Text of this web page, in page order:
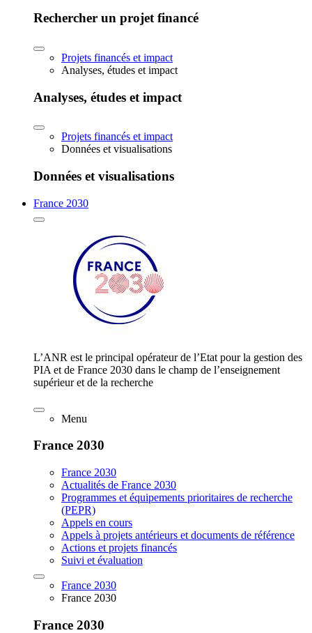
Rechercher un projet financé
Projets financés et impact
Analyses, études et impact
Analyses, études et impact
Projets financés et impact
Données et visualisations
Données et visualisations
France 2030
L’ANR est le principal opérateur de l’Etat pour la gestion des
PIA et de France 2030 dans le champ de l’enseignement
supérieur et de la recherche
Menu
France 2030
France 2030
Actualités de France 2030
Programmes et équipements prioritaires de recherche
(PEPR)
Appels en cours
Appels à projets antérieurs et documents de référence
Actions et projets financés
Suivi et évaluation
France 2030
France 2030
France 2030